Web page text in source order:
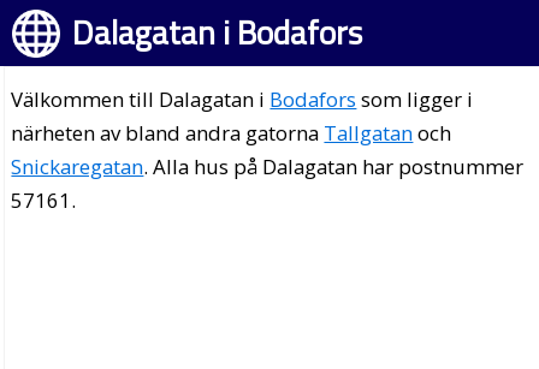
Dalagatan i Bodafors
Välkommen till Dalagatan i Bodafors som ligger i
närheten av bland andra gatorna Tallgatanoch
Snickaregatan. Alla hus på Dalagatan har postnummer
57161.